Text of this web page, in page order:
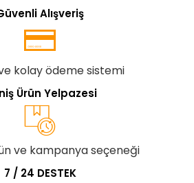
Alışveriş
kolay ödeme sistemi
Ürün Yelpazesi
ve kampanya seçeneği
7 / 24 DESTEK